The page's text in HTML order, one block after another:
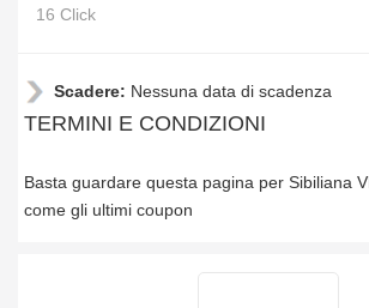
16 Click
Scadere: Nessuna data di scadenza
TERMINI E CONDIZIONI
Basta guardare questa pagina per Sibiliana
come gli ultimi coupon